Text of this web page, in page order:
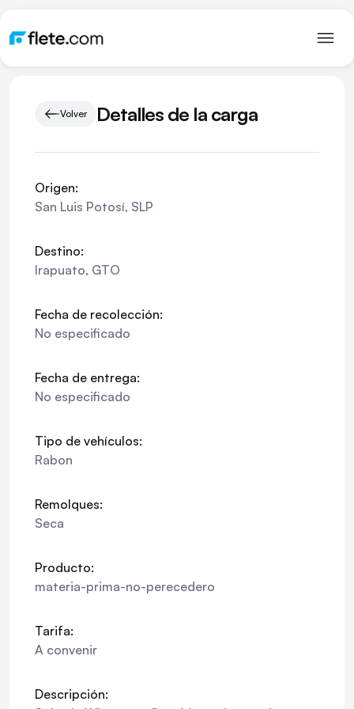
Volver Detalles de la carga
Origen:
San Luis Potosí, SLP
Destino:
Irapuato, GTO
Fecha de recolección:
No especificado
Fecha de entrega:
No especificado
Tipo de vehículos:
Rabon
Remolques:
Seca
Producto:
materia-prima-no-perecedero
Tarifa:
A convenir
Descripción: